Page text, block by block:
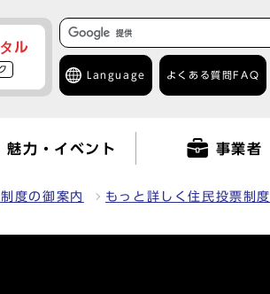
ル
Language よくある質問 FAQ
魅力・イベント 事業者
度の御案内 もっと詳しく住民投票制度